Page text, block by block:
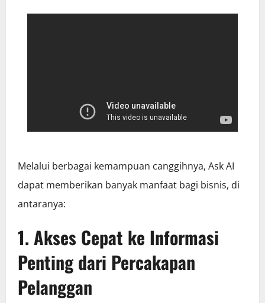
Melalui berbagai kemampuan canggihnya, Ask AI
dapat memberikan banyak manfaat bagi bisnis, di
antaranya:
1. Akses Cepat ke Informasi
Penting dari Percakapan
Pelanggan